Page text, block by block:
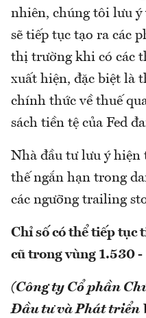
nhiên, chúng tôi lưu ý
sẽ tiếp tục tạo ra các
thị trường khi có các
xuất hiện, đặc biệt là
chính thức về thuế
sách tiền tệ của Fed
Nhà đầu tư lưu ý hiện
thế ngắn hạn trong
các ngưỡng trailing
Chỉ số có thể tiếp tục
cũ trong vùng 1.530
(Công ty Cổ phần
Đầu tư và Phát triển